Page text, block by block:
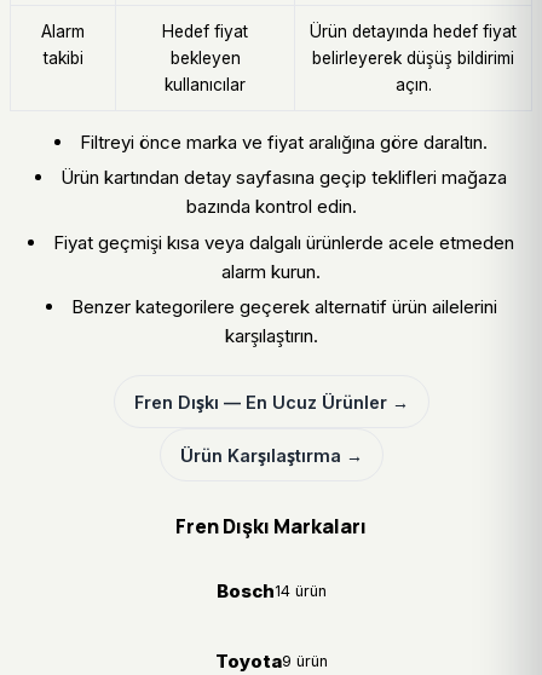
Alarm
takibi
Hedef fiyat
bekleyen
kullanıcılar
Ürün detayında hedef fiyat
belirleyerek düşüş bildirimi
açın.
Filtreyi önce marka ve fiyat aralığına göre daraltın.
Ürün kartından detay sayfasına geçip teklifleri mağaza
bazında kontrol edin.
Fiyat geçmişi kısa veya dalgalı ürünlerde acele etmeden
alarm kurun.
Benzer kategorilere geçerek alternatif ürün ailelerini
karşılaştırın.
Fren Dışkı — En Ucuz Ürünler →
Ürün Karşılaştırma →
Fren Dışkı Markaları
Bosch14 ürün
Toyota9 ürün